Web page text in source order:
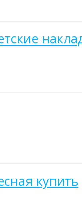
купить